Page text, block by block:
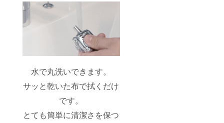
水で丸洗いできます。
サッと乾いた布で拭くだけ
です。
とても簡単に清潔さを保つ